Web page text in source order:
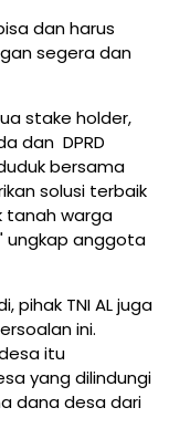
dan harus
segera dan
stake holder,
dan DPRD
bersama
solusi terbaik
tanah warga
ungkap anggota
pihak TNI AL juga
ini.
itu
yang dilindungi
dana desa dari